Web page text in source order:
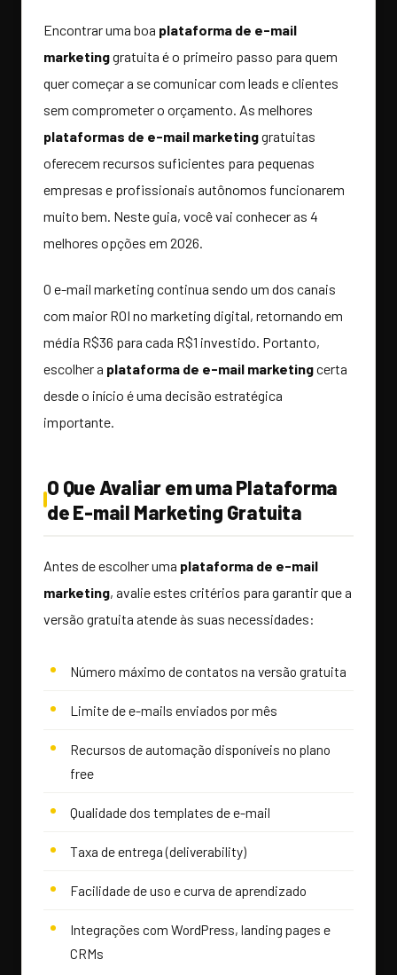
Encontrar uma boa plataforma de e-mail
marketinggratuita é o primeiro passo para quem
quer começar a se comunicar com leads e clientes
sem comprometer o orçamento. As melhores
plataformas de e-mail marketinggratuitas
oferecem recursos suficientes para pequenas
empresas e profissionais autônomos funcionarem
muito bem. Neste guia, você vai conhecer as 4
melhores opções em 2026.
O e-mail marketing continua sendo um dos canais
com maior ROI no marketing digital, retornando em
média R$36 para cada R$1 investido. Portanto,
escolher a plataforma de e-mail marketingcerta
desde o início é uma decisão estratégica
importante.
O Que Avaliar em uma Plataforma
de E-mail Marketing Gratuita
Antes de escolher uma plataforma de e-mail
marketing, avalie estes critérios para garantir que a
versão gratuita atende às suas necessidades:
Número máximo de contatos na versão gratuita
Limite de e-mails enviados por mês
Recursos de automação disponíveis no plano
free
Qualidade dos templates de e-mail
Taxa de entrega (deliverability)
Facilidade de uso e curva de aprendizado
Integrações com WordPress, landing pages e
CRMs